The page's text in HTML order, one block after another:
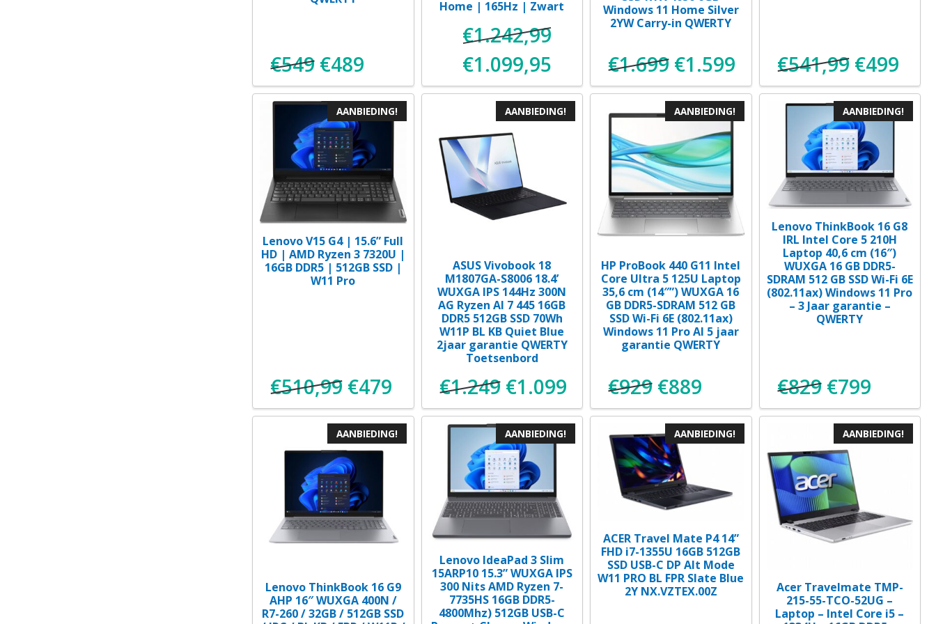
€549 Oorspronkelijke
prijs
was:
€549.
€489
prijs
is:
€489.
Home | 165Hz | Zwart
€1.242,99
Oorspronkelijke
prijs
was:
€1.242,99.
€1.099,95 Huidige
prijs
is:
€1.099,95.
Windows 11 Home Silver
2YW Carry-in QWERTY
€1.699 Oorspronkelijke
prijs
was:
€1.699.
€1.599 Huidige
prijs
is:
€541,99
prijs
was:
€541,99.
€499
prijs
is:
AANBIEDING!
Lenovo V15 G4 | 15.6” Full
HD | AMD Ryzen 3 7320U |
16GB DDR5 | 512GB SSD |
W11 Pro
€510,99 Oorspronkelijke
prijs
was:
€510,99.
€479 Huidige
prijs
is:
AANBIEDING!
ASUS Vivobook 18
M1807GA-S8006 18.4’
WUXGA IPS 144Hz 300N
AG Ryzen AI 7 445 16GB
DDR5 512GB SSD 70Wh
W11P BL KB Quiet Blue
2jaar garantie QWERTY
Toetsenbord
€1.249 Oorspronkelijke
prijs
was:
€1.249.
€1.099Huidige
prijs
is:
€1.099.
AANBIEDING!
HP ProBook 440 G11 Intel
Core Ultra 5 125U Laptop
35,6 cm (14″”) WUXGA 16
GB DDR5-SDRAM 512 GB
SSD Wi-Fi 6E (802.11ax)
Windows 11 Pro AI 5 jaar
garantie QWERTY
€929 Oorspronkelijke
prijs
was:
€929.
€889
prijs
is:
AANBIEDING!
Lenovo ThinkBook 16 G8
IRL Intel Core 5 210H
Laptop 40,6 cm (16″)
WUXGA 16 GB DDR5-
SDRAM 512 GB SSD Wi-Fi 6E
(802.11ax) Windows 11 Pro
– 3 Jaar garantie –
QWERTY
€829
prijs
was:
€829.
€799Huidige
prijs
is:
AANBIEDING!
Lenovo ThinkBook 16 G9
AHP 16″ WUXGA 400N /
R7-260 / 32GB / 512GB SSD
AANBIEDING!
Lenovo IdeaPad 3 Slim
15ARP10 15.3” WUXGA IPS
300 Nits AMD Ryzen 7-
7735HS 16GB DDR5-
4800Mhz) 512GB USB-C
AANBIEDING!
ACER Travel Mate P4 14”
FHD i7-1355U 16GB 512GB
SSD USB-C DP Alt Mode
W11 PRO BL FPR Slate Blue
2Y NX.VZTEX.00Z
AANBIEDING!
Acer Travelmate TMP-
215-55-TCO-52UG –
Laptop – Intel Core i5 –